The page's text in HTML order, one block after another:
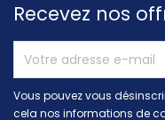
Recevez nos
Vous pouvez vous
cela nos informations de